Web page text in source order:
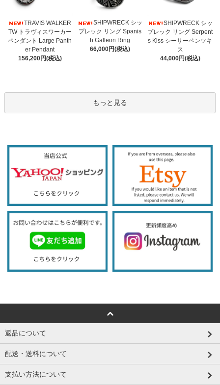
TRAVIS WALKER
TW トラヴィスワーカー
ペンダント Large Panth
er Pendant
156,200円(税込)
SHIPWRECK シッ
プレック リング Spanis
h Galleon Ring
66,000円(税込)
SHIPWRECK シッ
プレック リング Serpent
s Kiss シーサーペンツキ
ス
44,000円(税込)
もっと見る
返品について
配送・送料について
支払い方法について